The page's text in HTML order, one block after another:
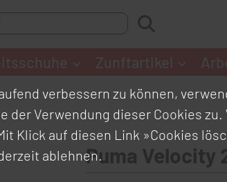
Puma Velocity
verbessern zu können,
der Verwendung dieser Cookies
Klick auf diesen Link »Cookies
ablehnen.